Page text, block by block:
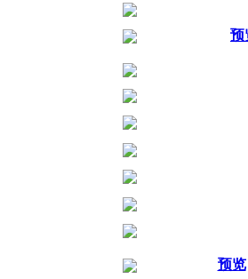
预
预览